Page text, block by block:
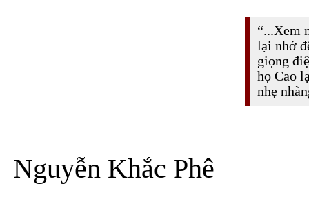
“...Xem
lại nhớ
giọng
họ Cao
nhẹ
Nguyễn Khắc Phê